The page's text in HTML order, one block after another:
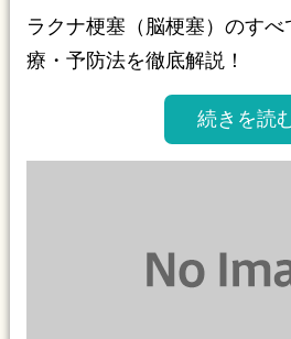
ラクナ梗塞（脳梗塞）のす
療・予防法を徹底解説！
続きを読